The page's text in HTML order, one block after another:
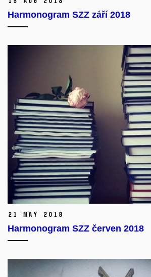
Harmonogram SZZ září 2018
21 May 2018
Harmonogram SZZ červen 2018